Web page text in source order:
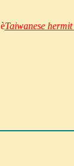
èTaiwanese